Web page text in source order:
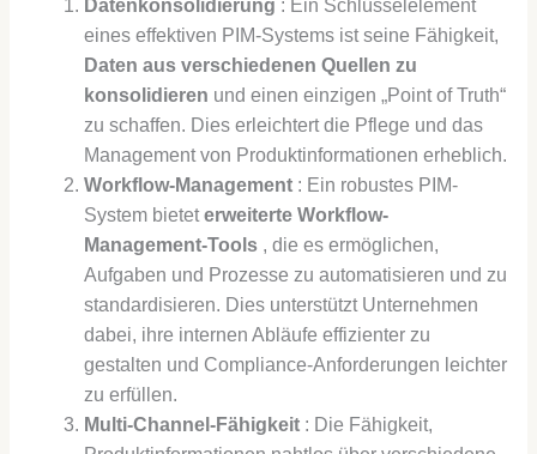
Datenkonsolidierung : Ein Schlüsselelement
eines effektiven PIM-Systems ist seine Fähigkeit,
Daten aus verschiedenen Quellen zu
konsolidieren und einen einzigen „Point of Truth“
zu schaffen. Dies erleichtert die Pflege und das
Management von Produktinformationen erheblich.
Workflow-Management : Ein robustes PIM-
System bieteterweiterte Workflow-
Management-Tools , die es ermöglichen,
Aufgaben und Prozesse zu automatisieren und zu
standardisieren. Dies unterstützt Unternehmen
dabei, ihre internen Abläufe effizienter zu
gestalten und Compliance-Anforderungen leichter
zu erfüllen.
Multi-Channel-Fähigkeit : Die Fähigkeit,